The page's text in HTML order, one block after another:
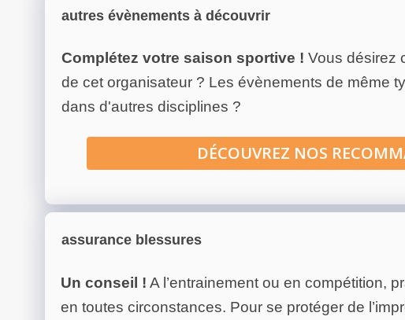
autres évènements à découvrir
Complétez votre saison sportive ! Vous désirez
de cet organisateur ? Les évènements de même
dans d'autres disciplines ?
DÉCOUVREZ NOS
assurance blessures
Un conseil ! A l’entrainement ou en compétition,
en toutes circonstances. Pour se protéger de